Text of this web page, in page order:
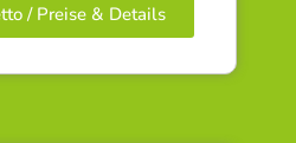
/ Preise & Details